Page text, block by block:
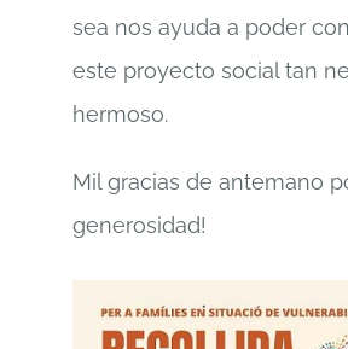
sea nos ayuda a poder
este proyecto social tan
hermoso.
Mil gracias de antemano
generosidad!